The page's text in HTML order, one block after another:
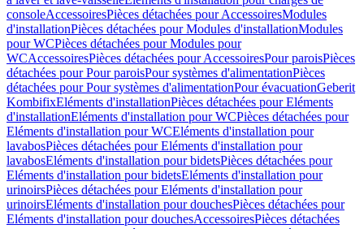
consoleAccessoiresPièces détachées pour AccessoiresModules
d'installationPièces détachées pour Modules d'installationModules
pour WCPièces détachées pour Modules pour
WCAccessoiresPièces détachées pour AccessoiresPour paroisPièces
détachées pour Pour paroisPour systèmes d'alimentationPièces
détachées pour Pour systèmes d'alimentationPour évacuationGeberit
KombifixEléments d'installationPièces détachées pour Eléments
d'installationEléments d'installation pour WCPièces détachées pour
Eléments d'installation pour WCEléments d'installation pour
lavabosPièces détachées pour Eléments d'installation pour
lavabosEléments d'installation pour bidetsPièces détachées pour
Eléments d'installation pour bidetsEléments d'installation pour
urinoirsPièces détachées pour Eléments d'installation pour
urinoirsEléments d'installation pour douchesPièces détachées pour
Eléments d'installation pour douchesAccessoiresPièces détachées